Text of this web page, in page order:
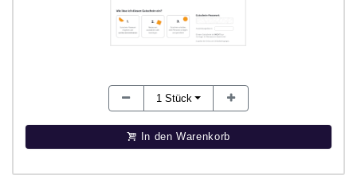
1 Stück
In den Warenkorb